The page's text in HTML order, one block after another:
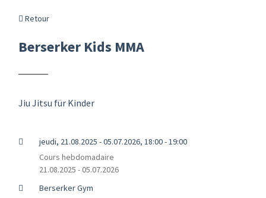
Retour
Berserker Kids MMA
Jiu Jitsu für Kinder
jeudi, 21.08.2025 - 05.07.2026, 18:00 - 19:00
Cours hebdomadaire
21.08.2025 - 05.07.2026
Berserker Gym